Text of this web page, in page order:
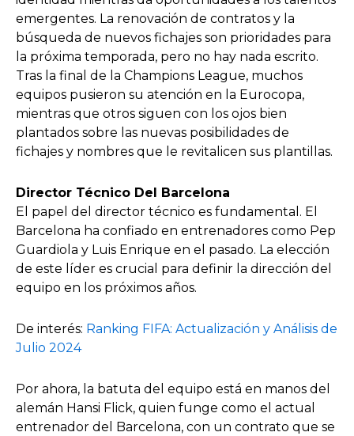
emergentes. La renovación de contratos y la
búsqueda de nuevos fichajes son prioridades para
la próxima temporada, pero no hay nada escrito.
Tras la final de la Champions League, muchos
equipos pusieron su atención en la Eurocopa,
mientras que otros siguen con los ojos bien
plantados sobre las nuevas posibilidades de
fichajes y nombres que le revitalicen sus plantillas.
Director Técnico Del Barcelona
El papel del director técnico es fundamental. El
Barcelona ha confiado en entrenadores como Pep
Guardiola y Luis Enrique en el pasado. La elección
de este líder es crucial para definir la dirección del
equipo en los próximos años.
De interés: Ranking FIFA: Actualización y Análisis de
Julio 2024
Por ahora, la batuta del equipo está en manos del
alemán Hansi Flick, quien funge como el actual
entrenador del Barcelona, con un contrato que se